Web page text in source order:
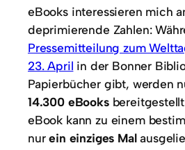
eBooks interessieren mich
deprimierende Zahlen:
Pressemitteilung zum
23. April in der Bonner
Papierbücher gibt, werden
14.300 eBooks
eBook kann zu einem
nurein einziges Mal